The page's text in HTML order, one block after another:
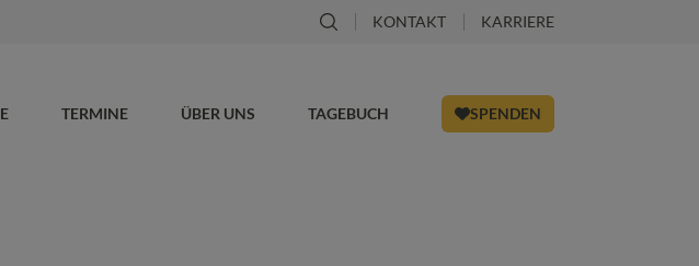
KONTAKT KARRIERE
TERMINE ÜBER UNS TAGEBUCH SPENDEN